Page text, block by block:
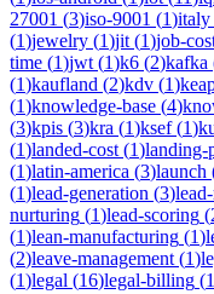
27001 (3)iso-9001 (1)italy
(1)jewelry (1)jit (1)job-
time (1)jwt (1)k6 (2)kafka
(1)kaufland (2)kdv (1)
(1)knowledge-base (4)
(3)kpis (3)kra (1)ksef(1)
(1)landed-cost (1)landing-
(1)latin-america (3)launch
(1)lead-generation (3)
nurturing (1)lead-scoring (
(1)lean-manufacturing (1)
(2)leave-management (1)
(1)legal (16)legal-billing (1